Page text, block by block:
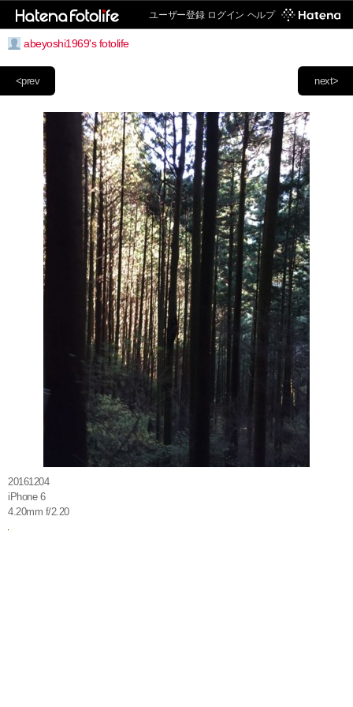
ユーザー登録 ログイン ヘルプ
abeyoshi1969's fotolife
next>
<prev
20161204
iPhone 6
4.20mm f/2.20